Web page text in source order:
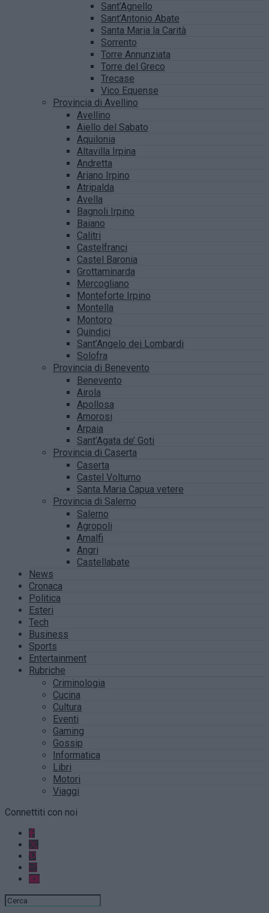
Sant’Agnello
Sant’Antonio Abate
Santa Maria la Carità
Sorrento
Torre Annunziata
Torre del Greco
Trecase
Vico Equense
Provincia di Avellino
Avellino
Aiello del Sabato
Aquilonia
Altavilla Irpina
Andretta
Ariano Irpino
Atripalda
Avella
Bagnoli Irpino
Baiano
Calitri
Castelfranci
Castel Baronia
Grottaminarda
Mercogliano
Monteforte Irpino
Montella
Montoro
Quindici
Sant’Angelo dei Lombardi
Solofra
Provincia di Benevento
Benevento
Airola
Apollosa
Amorosi
Arpaia
Sant’Agata de’ Goti
Provincia di Caserta
Caserta
Castel Volturno
Santa Maria Capua vetere
Provincia di Salerno
Salerno
Agropoli
Amalfi
Angri
Castellabate
News
Cronaca
Politica
Esteri
Tech
Business
Sports
Entertainment
Rubriche
Criminologia
Cucina
Cultura
Eventi
Gaming
Gossip
Informatica
Libri
Motori
Viaggi
Connettiti con noi